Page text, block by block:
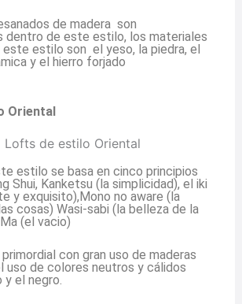
de madera son
dentro de este estilo, los materiales
este estilo son el yeso, la piedra, el
y el hierro forjado
Oriental
estilo se basa en cinco principios
Shui, Kanketsu (la simplicidad), el iki
y exquisito),Mono no aware (la
cosas) Wasi-sabi (la belleza de la
(el vacio)
con gran uso de maderas
uso de colores neutros y cálidos
el negro.